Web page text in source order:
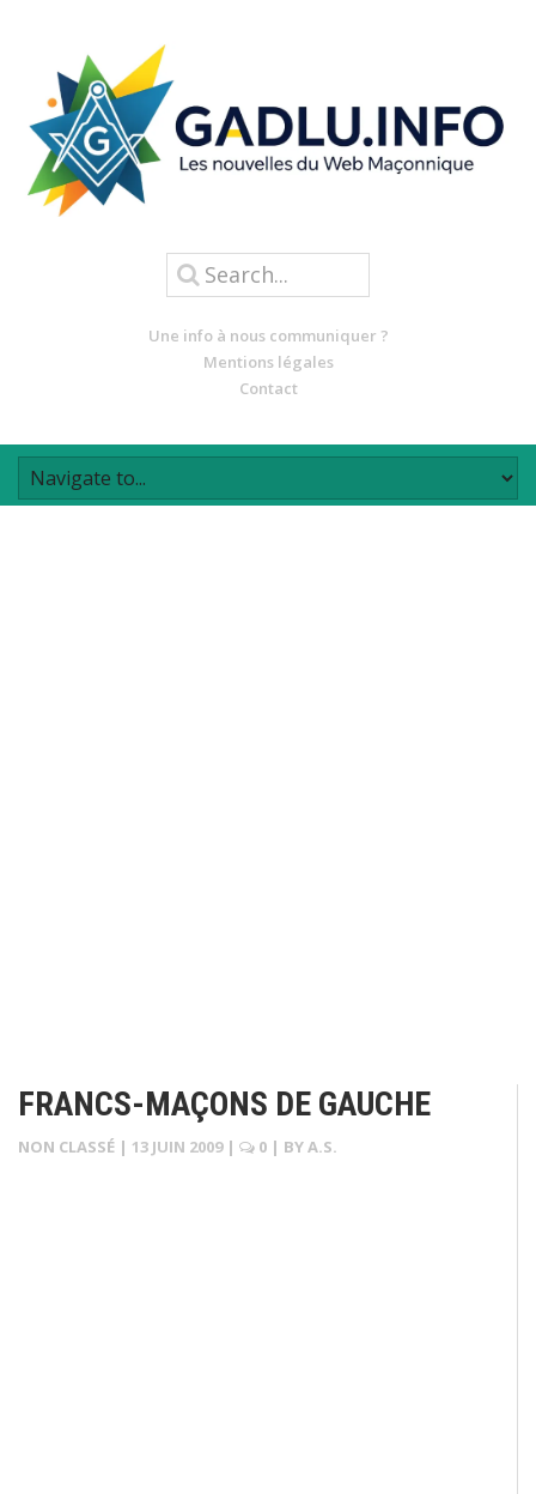
Une info à nous communiquer ?
Mentions légales
Contact
FRANCS-MAÇONS DE GAUCHE
NON CLASSÉ | 13 JUIN 2009 | 0 | BYA.S.